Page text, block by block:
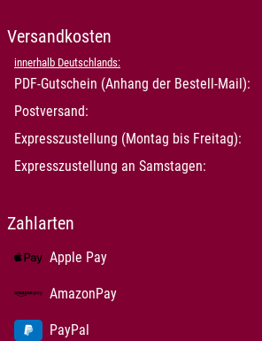
Versandkosten
innerhalb Deutschlands:
PDF-Gutschein (Anhang der Bestell-Mail):
Postversand:
Expresszustellung (Montag bis Freitag):
Expresszustellung an Samstagen:
Zahlarten
Apple Pay
AmazonPay
PayPal